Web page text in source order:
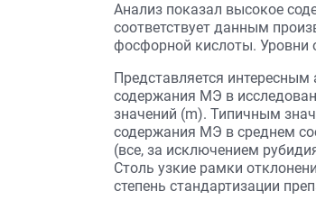
Анализ показал высокое
соответствует данным
фосфорной кислоты. Уровни
Представляется
содержания МЭ в
значений (m). Типичным
содержания МЭ в среднем
(все, за исключением
Столь узкие рамки
степень стандартизации